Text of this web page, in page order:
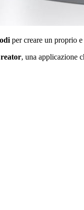
per creare un proprio e
, una applicazione